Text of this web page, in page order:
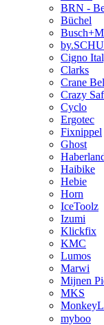
BRN -
Büchel
Cigno
Clarks
Crane
Crazy
Cyclo
Ergotec
Fixnippel
Ghost
Haibike
Hebie
Horn
IceToolz
Izumi
Klickfix
KMC
Lumos
Marwi
Mijnen
MKS
myboo